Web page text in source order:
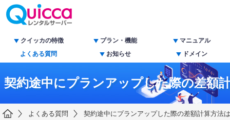
クイッカの特徴 プラン・機能
マニュアル
よくある質問
お知らせ ドメイン
契約途中にプランアップした際の差額
よくある質問 契約途中にプランアップした際の差額計算方法